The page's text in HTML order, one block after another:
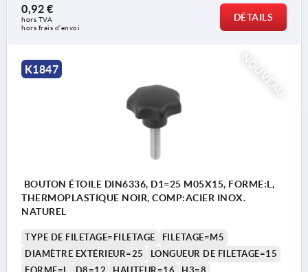
0,92 €
hors TVA
hors frais d’envoi
DÉTAILS
NOUVEAU
K1847
BOUTON ÉTOILE DIN6336, D1=25 M05X15, FORME:L,
THERMOPLASTIQUE NOIR, COMP:ACIER INOX.
NATUREL
TYPE DE FILETAGE=FILETAGE
FILETAGE=M5
DIAMÈTRE EXTÉRIEUR=25
LONGUEUR DE FILETAGE=15